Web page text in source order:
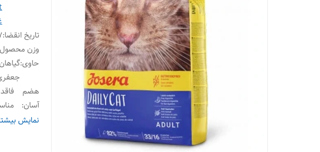
تاریخ انقضا:
وزن محصول
حا‌وی:
هضم
آسان:
حاوی:
نمایش